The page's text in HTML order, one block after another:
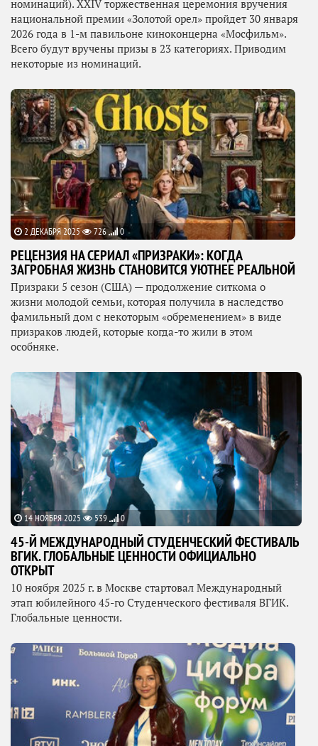
номинаций). ХХIV торжественная церемония вручения
национальной премии «Золотой орел» пройдет 30 января
2026 года в 1-м павильоне киноконцерна «Мосфильм».
Всего будут вручены призы в 23 категориях. Приводим
некоторые из номинаций.
2 ДЕКАБРЯ 2025 726 0
РЕЦЕНЗИЯ НА СЕРИАЛ «ПРИЗРАКИ»: КОГДА
ЗАГРОБНАЯ ЖИЗНЬ СТАНОВИТСЯ УЮТНЕЕ РЕАЛЬНОЙ
Призраки 5 сезон (США) — продолжение ситкома о
жизни молодой семьи, которая получила в наследство
фамильный дом с некоторым «обременением» в виде
призраков людей, которые когда-то жили в этом
особняке.
14 НОЯБРЯ 2025 539 0
45-Й МЕЖДУНАРОДНЫЙ СТУДЕНЧЕСКИЙ ФЕСТИВАЛЬ
ВГИК. ГЛОБАЛЬНЫЕ ЦЕННОСТИ ОФИЦИАЛЬНО
ОТКРЫТ
10 ноября 2025 г. в Москве стартовал Международный
этап юбилейного 45-го Студенческого фестиваля ВГИК.
Глобальные ценности.